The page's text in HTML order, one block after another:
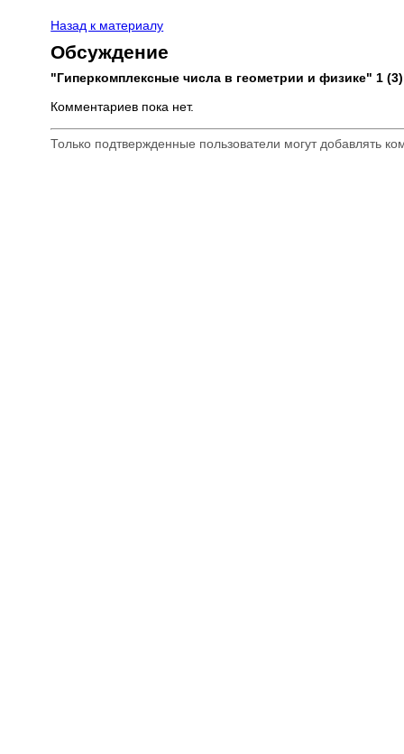
Назад к материалу
Обсуждение
"Гиперкомплексные числа в геометрии и физике" 1
Комментариев пока нет.
Только подтвержденные пользователи могут добавлять